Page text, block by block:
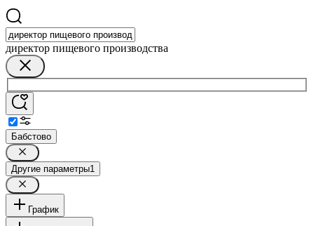
директор пищевого производства
Бабстово
Другие параметры1
График